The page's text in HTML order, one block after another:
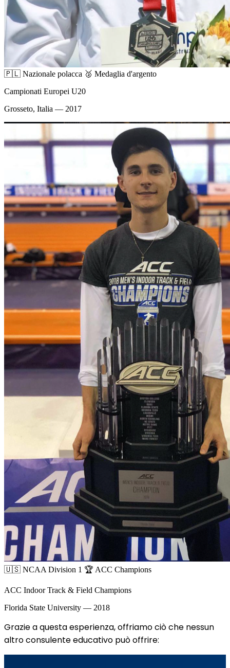
🇵🇱 Nazionale polacca 🥈 Medaglia d'argento
Campionati Europei U20
Grosseto, Italia — 2017
🇺🇸 NCAA Division 1 🏆 ACC Champions
ACC Indoor Track & Field Champions
Florida State University — 2018
Grazie a questa esperienza, offriamo ciò che nessun
altro consulente educativo può offrire: